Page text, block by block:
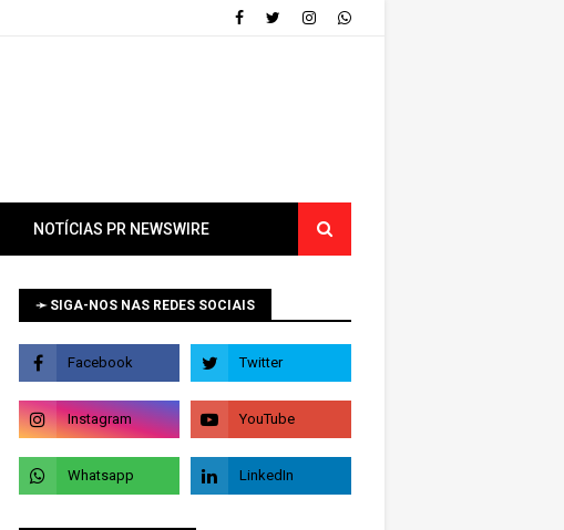
NOTÍCIAS PR NEWSWIRE
➛ SIGA-NOS NAS REDES SOCIAIS